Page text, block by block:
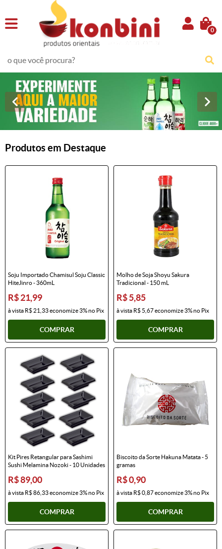
0
Produtos em Destaque
Soju Importado Chamisul Soju Classic
HiteJinro - 360mL
R$ 21,99
à vista R$ 21,33economize3%no Pix
COMPRAR
Molho de Soja Shoyu Sakura
Tradicional - 150 mL
R$ 5,85
à vista R$ 5,67economize3%no Pix
COMPRAR
Kit Pires Retangular para Sashimi
Sushi Melamina Nozoki - 10 Unidades
R$ 89,00
à vista R$ 86,33economize3%no Pix
COMPRAR
Biscoito da Sorte Hakuna Matata - 5
gramas
R$ 0,90
à vista R$ 0,87economize3%no Pix
COMPRAR